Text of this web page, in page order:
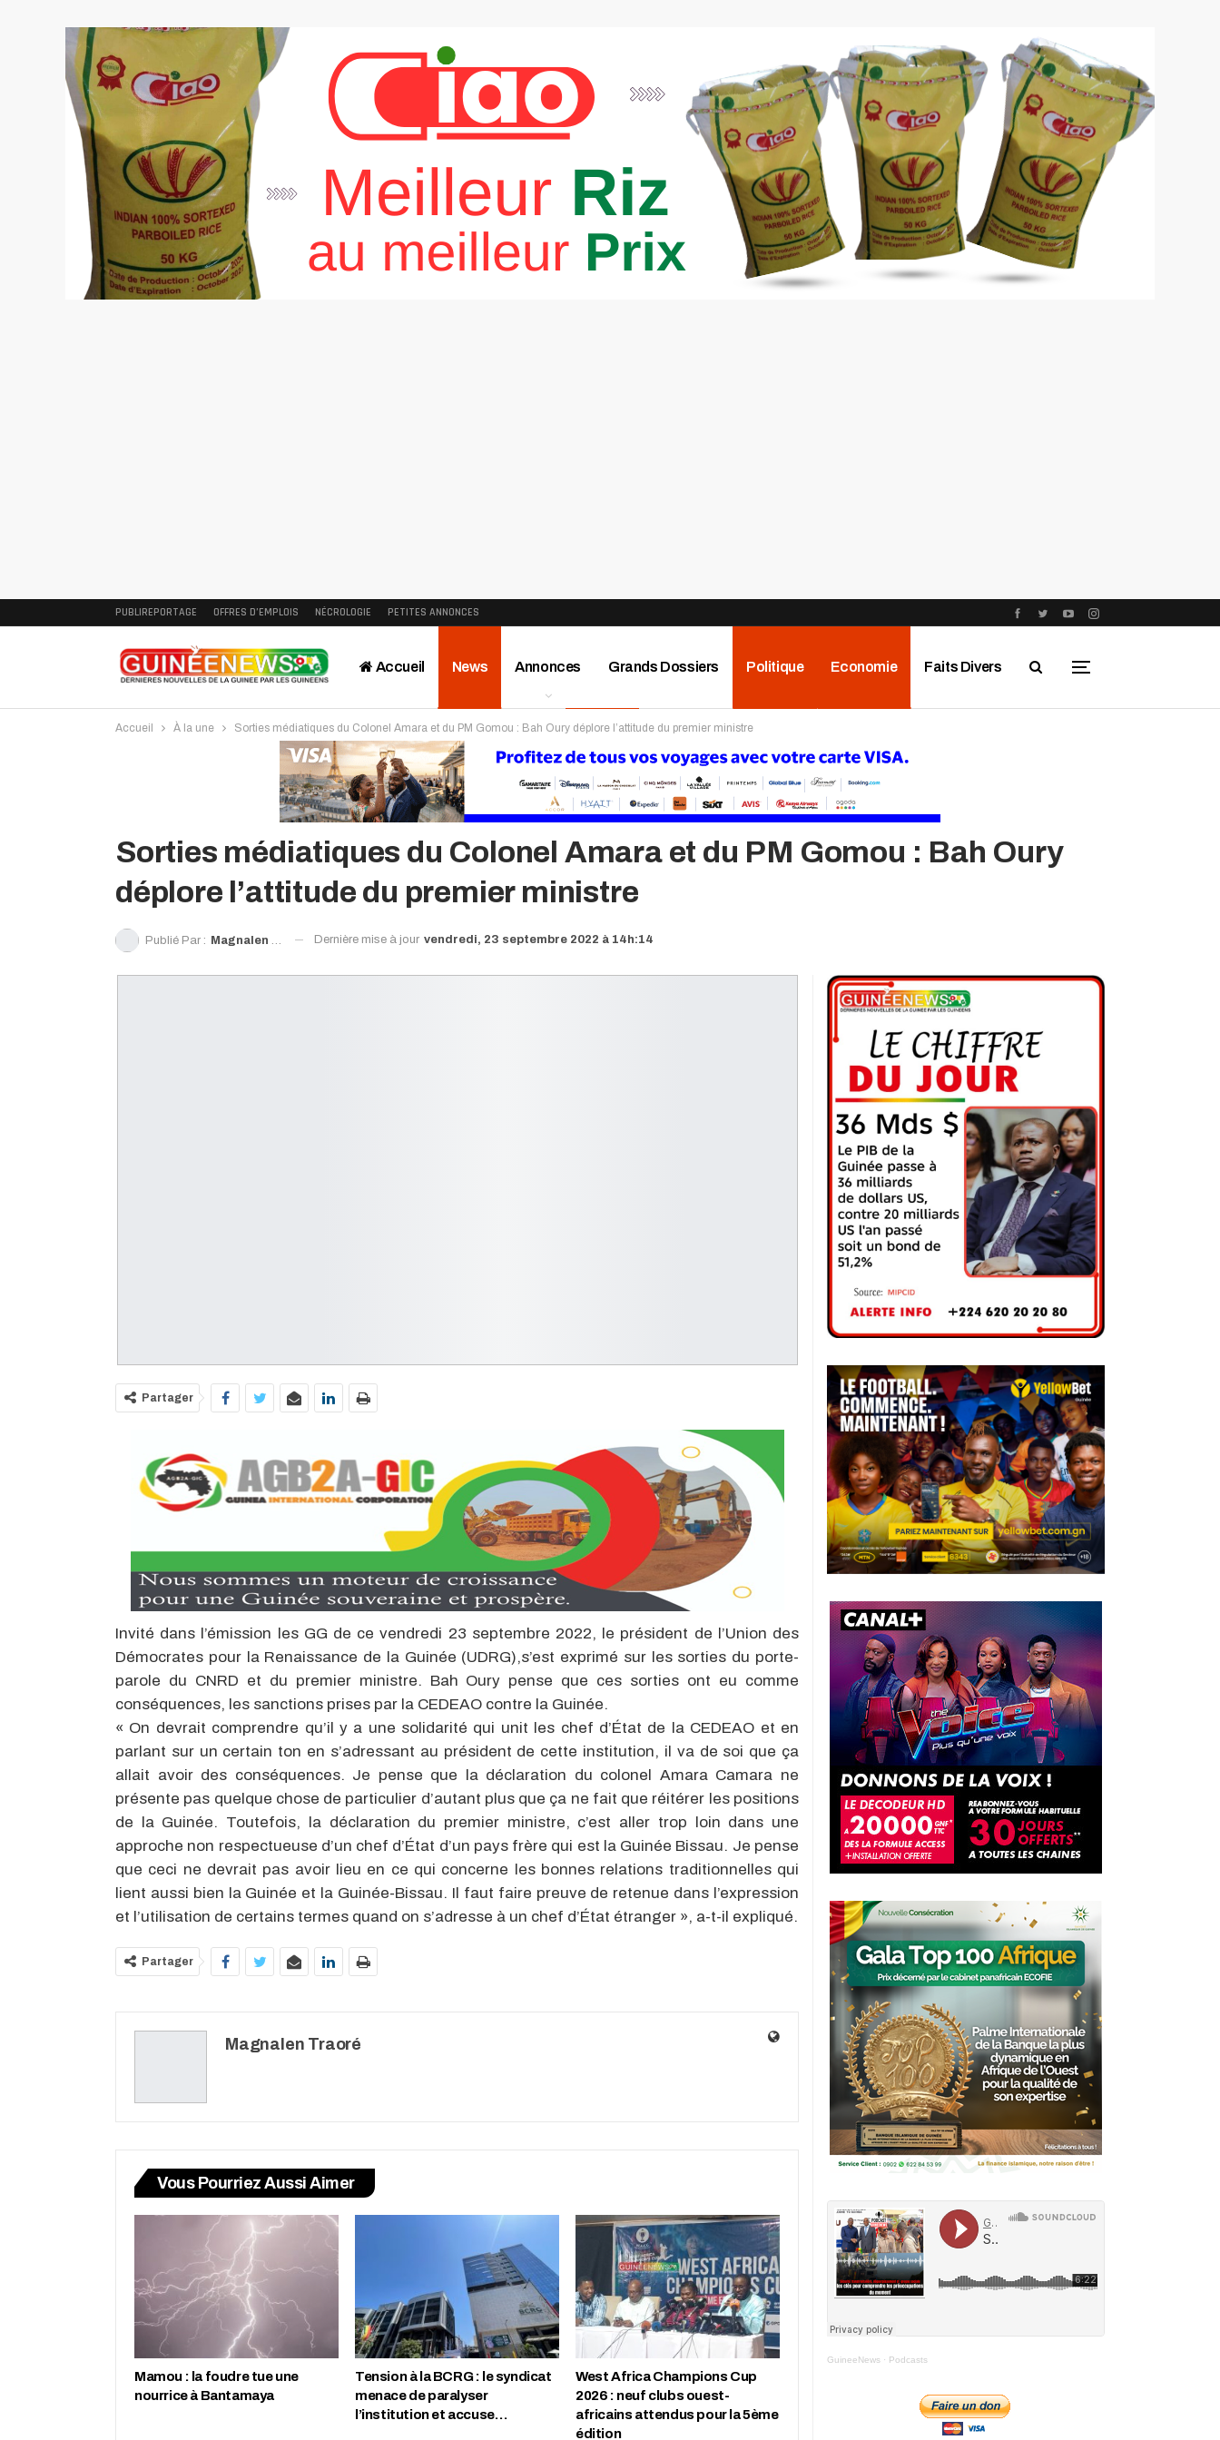
PUBLIREPORTAGE OFFRES D’EMPLOIS NÉCROLOGIE PETITES ANNONCES
Accueil News Annonces Grands Dossiers Politique Economie Faits Divers
Interviews Publireportage Région
Accueil À la une Sorties médiatiques du Colonel Amara et du PM Gomou : Bah Oury déplore l’attitude du premier ministre
Sorties médiatiques du Colonel Amara et du PM Gomou : Bah Oury
déplore l’attitude du premier ministre
Publié Par : Magnalen Traoré Dernière mise à jour vendredi, 23 septembre 2022 à 14h:14
Partager
Invité dans l’émission les GG de ce vendredi 23 septembre 2022, le président de l’Union des
Démocrates pour la Renaissance de la Guinée (UDRG),s’est exprimé sur les sorties du porte-
parole du CNRD et du premier ministre. Bah Oury pense que ces sorties ont eu comme
conséquences, les sanctions prises par la CEDEAO contre la Guinée.
« On devrait comprendre qu’il y a une solidarité qui unit les chef d’État de la CEDEAO et en
parlant sur un certain ton en s’adressant au président de cette institution, il va de soi que ça
allait avoir des conséquences. Je pense que la déclaration du colonel Amara Camara ne
présente pas quelque chose de particulier d’autant plus que ça ne fait que réitérer les positions
de la Guinée. Toutefois, la déclaration du premier ministre, c’est aller trop loin dans une
approche non respectueuse d’un chef d’État d’un pays frère qui est la Guinée Bissau. Je pense
que ceci ne devrait pas avoir lieu en ce qui concerne les bonnes relations traditionnelles qui
lient aussi bien la Guinée et la Guinée-Bissau. Il faut faire preuve de retenue dans l’expression
et l’utilisation de certains termes quand on s’adresse à un chef d’État étranger », a-t-il expliqué.
Partager
Magnalen Traoré
Vous Pourriez Aussi Aimer
Mamou : la foudre tue une
nourrice à Bantamaya
Tension à la BCRG : le syndicat
menace de paralyser
l’institution et accuse…
West Africa Champions Cup
2026 : neuf clubs ouest-
africains attendus pour la 5ème
édition
GuineeNews · Podcasts